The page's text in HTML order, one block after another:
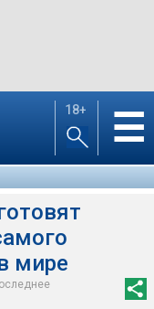
18+ ☰
мире